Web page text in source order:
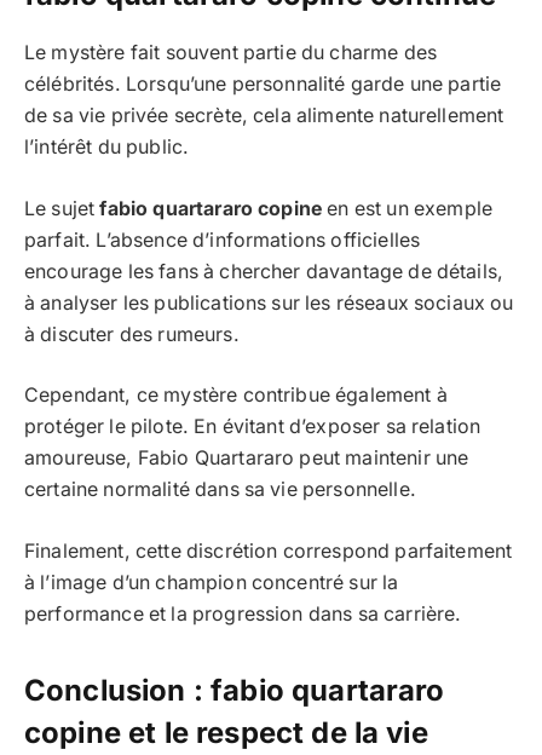
Le mystère fait souvent partie du charme des
célébrités. Lorsqu’une personnalité garde une partie
de sa vie privée secrète, cela alimente naturellement
l’intérêt du public.
Le sujetfabio quartararo copine en est un exemple
parfait. L’absence d’informations officielles
encourage les fans à chercher davantage de détails,
à analyser les publications sur les réseaux sociaux ou
à discuter des rumeurs.
Cependant, ce mystère contribue également à
protéger le pilote. En évitant d’exposer sa relation
amoureuse, Fabio Quartararo peut maintenir une
certaine normalité dans sa vie personnelle.
Finalement, cette discrétion correspond parfaitement
à l’image d’un champion concentré sur la
performance et la progression dans sa carrière.
Conclusion : fabio quartararo
copine et le respect de la vie